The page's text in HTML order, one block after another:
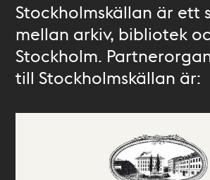
Stockholmskällan är ett
mellan arkiv, bibliotek
Stockholm.
till Stockholmskällan är: